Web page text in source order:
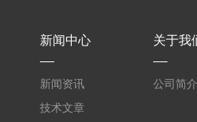
新闻中心
新闻资讯
技术文章
关于我
公司简介